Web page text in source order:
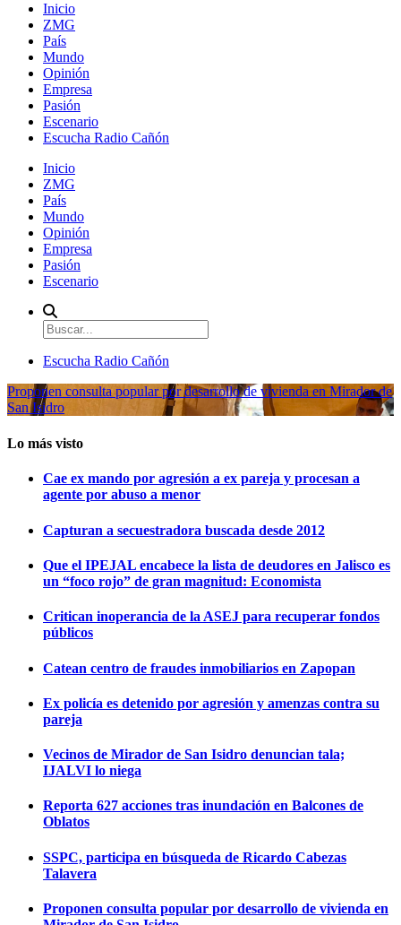
Inicio
ZMG
País
Mundo
Opinión
Empresa
Pasión
Escenario
Escucha Radio Cañón
Inicio
ZMG
País
Mundo
Opinión
Empresa
Pasión
Escenario
Escucha Radio Cañón
Proponen consulta popular por desarrollo de vivienda en Mirador de
San Isidro
Lo más visto
Cae ex mando por agresión a ex pareja y procesan a
agente por abuso a menor
Capturan a secuestradora buscada desde 2012
Que el IPEJAL encabece la lista de deudores en Jalisco es
un “foco rojo” de gran magnitud: Economista
Critican inoperancia de la ASEJ para recuperar fondos
públicos
Catean centro de fraudes inmobiliarios en Zapopan
Ex policía es detenido por agresión y amenzas contra su
pareja
Vecinos de Mirador de San Isidro denuncian tala;
IJALVI lo niega
Reporta 627 acciones tras inundación en Balcones de
Oblatos
SSPC, participa en búsqueda de Ricardo Cabezas
Talavera
Proponen consulta popular por desarrollo de vivienda en